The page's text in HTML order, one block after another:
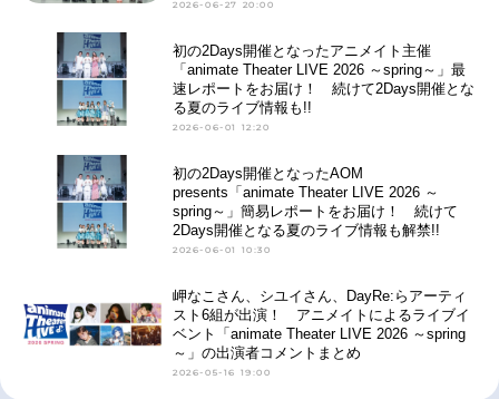
2026-06-27 20:00
初の2Days開催となったアニメイト主催
「animate Theater LIVE 2026 ～spring～」最
速レポートをお届け！ 続けて2Days開催とな
る夏のライブ情報も!!
2026-06-01 12:20
初の2Days開催となったAOM
presents「animate Theater LIVE 2026 ～
spring～」簡易レポートをお届け！ 続けて
2Days開催となる夏のライブ情報も解禁!!
2026-06-01 10:30
岬なこさん、シユイさん、DayRe:らアーティ
スト6組が出演！ アニメイトによるライブイ
ベント「animate Theater LIVE 2026 ～spring
～」の出演者コメントまとめ
2026-05-16 19:00